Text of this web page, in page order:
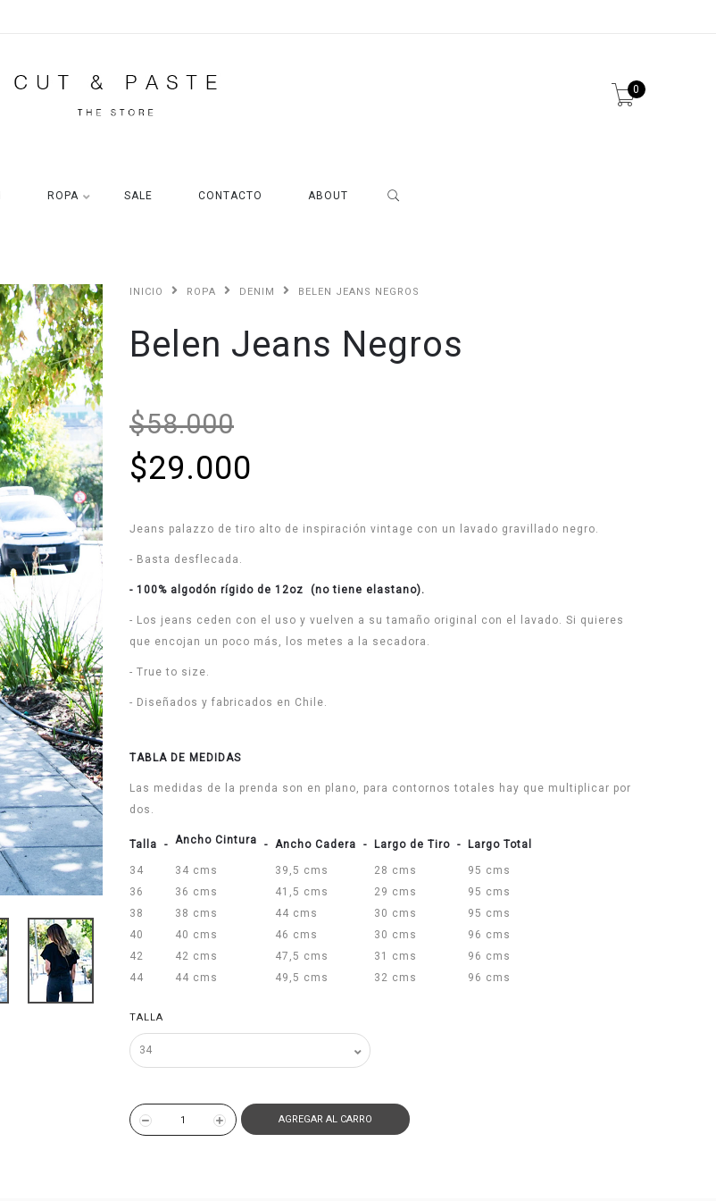
0
ROPA SALE CONTACTO ABOUT
INICIO ROPA DENIM BELEN JEANS NEGROS
Belen Jeans Negros
$58.000
$29.000
Jeans palazzo de tiro alto de inspiración vintage con un lavado gravillado negro.
- Basta desflecada.
- 100% algodón rígido de 12oz (no tiene elastano).
- Los jeans ceden con el uso y vuelven a su tamaño original con el lavado. Si quieres
que encojan un poco más, los metes a la secadora.
- True to size.
- Diseñados y fabricados en Chile.
TABLA DE MEDIDAS
Las medidas de la prenda son en plano, para contornos totales hay que multiplicar por
dos.
Talla - Ancho Cintura - Ancho Cadera - Largo de Tiro - Largo Total
34 34 cms 39,5 cms 28 cms
95 cms
36
36 cms 41,5 cms 29 cms
95 cms
38
38 cms 44 cms 30 cms
95 cms
40
40 cms 46 cms 30 cms
96 cms
42
42 cms 47,5 cms 31 cms
96 cms
44
44 cms 49,5 cms 32 cms 96 cms
TALLA
AGREGAR AL CARRO